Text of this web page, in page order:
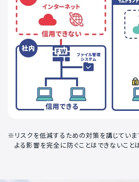
リスクを低減するための対策を講じてい
よる影響を完全に防ぐことはできないこと